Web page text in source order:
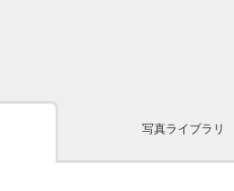
写真ライブラリ